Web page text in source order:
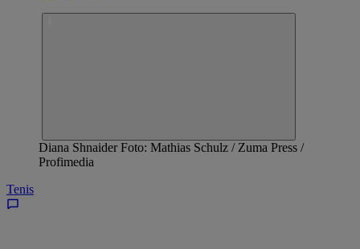
Diana Shnaider Foto: Mathias Schulz / Zuma Press /
Profimedia
Tenis